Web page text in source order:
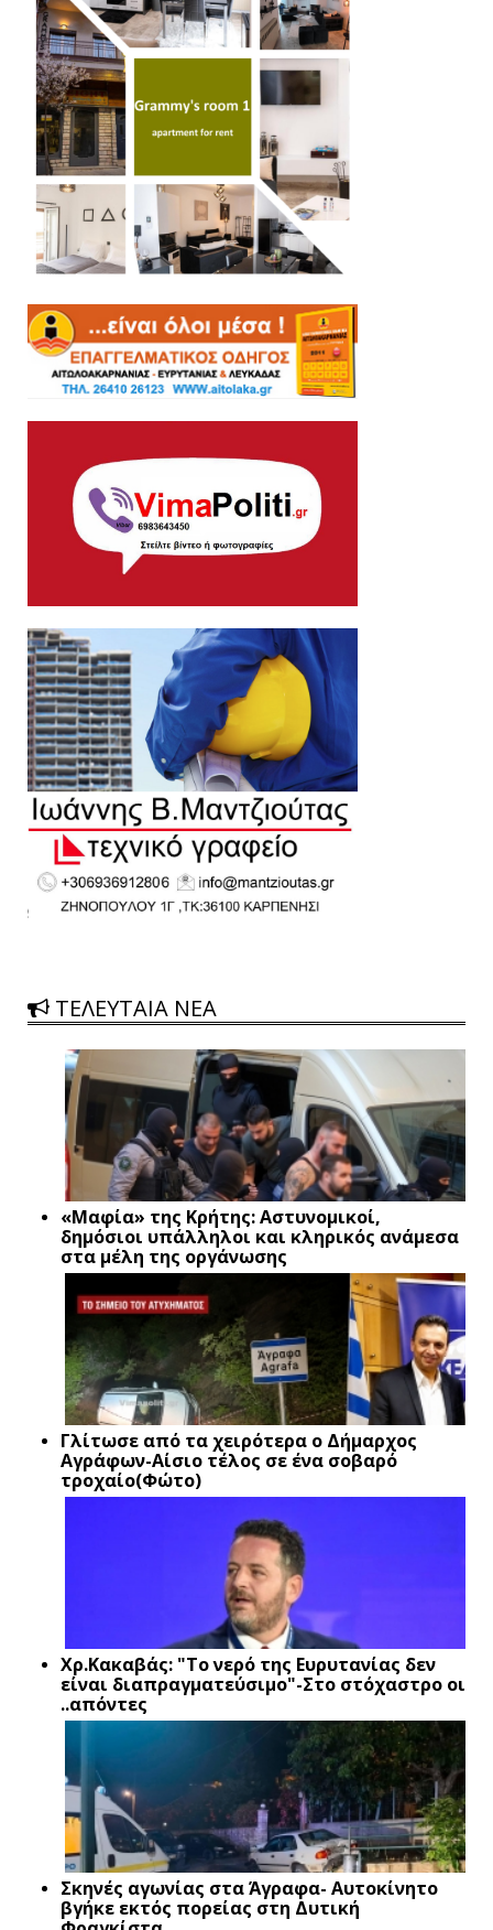
ΤΕΛΕΥΤΑΙΑ ΝΕΑ
«Μαφία» της Κρήτης: Αστυνομικοί,
δημόσιοι υπάλληλοι και κληρικός ανάμεσα
στα μέλη της οργάνωσης
Γλίτωσε από τα χειρότερα ο Δήμαρχος
Αγράφων-Αίσιο τέλος σε ένα σοβαρό
τροχαίο(Φώτο)
Xρ.Κακαβάς: "Το νερό της Ευρυτανίας δεν
είναι διαπραγματεύσιμο"-Στο στόχαστρο οι
..απόντες
Σκηνές αγωνίας στα Άγραφα- Αυτοκίνητο
βγήκε εκτός πορείας στη Δυτική